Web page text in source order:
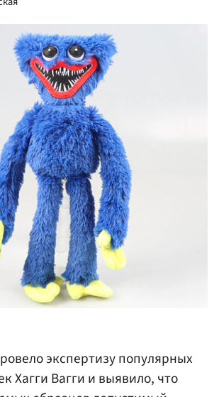
экспертизу популярных
Хагги Вагги и выявило, что